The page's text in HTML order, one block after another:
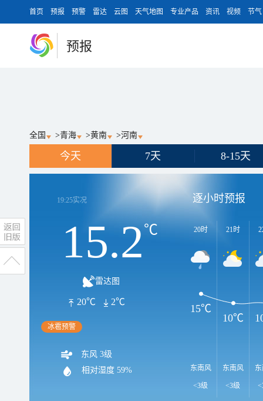
首页 预报 预警 雷达 云图 天气地图 专业产品 资讯 视频 节气
预报
全国 >青海 >黄南 >河南
今天 7天 8-15天
19:25实况
15.2℃
雷达图
20℃ 2℃
雷电预警
东风 3级
相对湿度 59%
逐小时预报
20时
东南风
<3级
21时
东南风
<3级
15℃
10℃